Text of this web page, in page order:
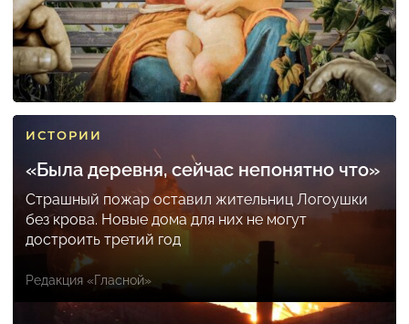
ИСТОРИИ
«Была деревня, сейчас непонятно что»
Страшный пожар оставил жительниц Логоушки
без крова. Новые дома для них не могут
достроить третий год
Редакция «Гласной»